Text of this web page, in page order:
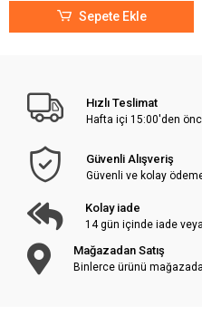
Sepete Ekle
Hızlı Teslimat
Hafta içi 15:00'den
Güvenli Alışveriş
Güvenli ve kolay
Kolay iade
14 gün içinde iade
Mağazadan Satış
Binlerce ürünü